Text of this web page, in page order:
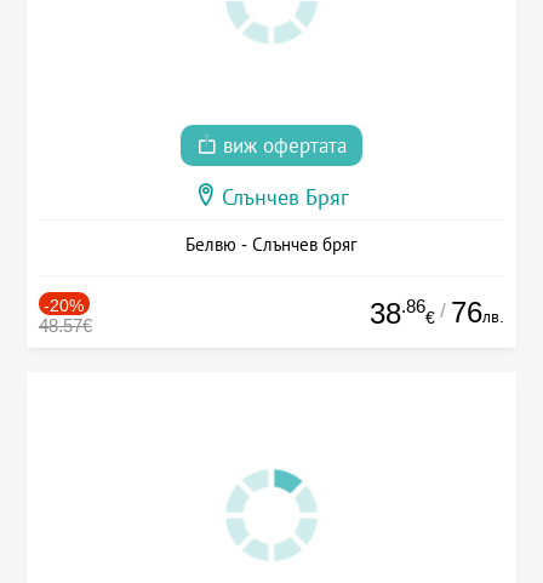
виж офертата
Слънчев Бряг
Белвю - Слънчев бряг
-20%
48.57€ 38.86
€ / 76лв.